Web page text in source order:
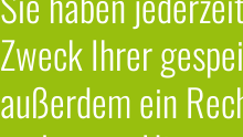
Zweck Ihrer
außerdem ein